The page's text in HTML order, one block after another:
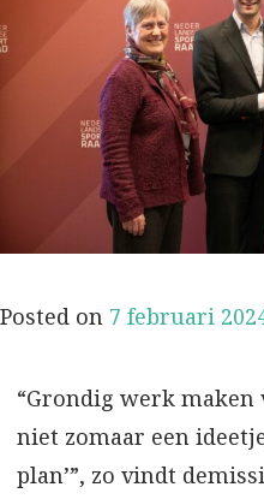
Posted on 7 februari
“Grondig werk maken
niet zomaar een
plan’”, zo vindt